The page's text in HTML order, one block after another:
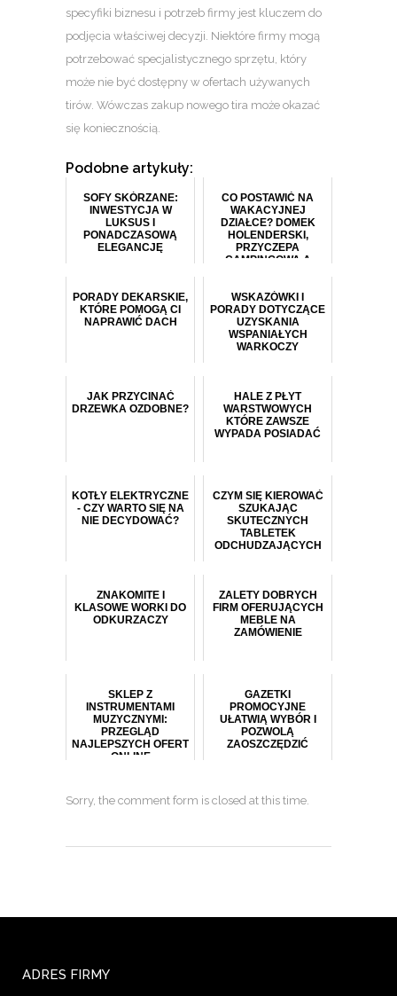
specyfiki biznesu i potrzeb firmy jest kluczem do
podjęcia właściwej decyzji. Niektóre firmy mogą
potrzebować specjalistycznego sprzętu, który
może nie być dostępny w ofertach używanych
tirów. Wówczas zakup nowego tira może okazać
się koniecznością.
Podobne artykuły:
SOFY SKÓRZANE:
INWESTYCJA W
LUKSUS I
PONADCZASOWĄ
ELEGANCJĘ
CO POSTAWIĆ NA
WAKACYJNEJ
DZIAŁCE? DOMEK
HOLENDERSKI,
PRZYCZEPA
CAMPINGOWA A
PORADY DEKARSKIE,
KTÓRE POMOGĄ CI
NAPRAWIĆ DACH
WSKAZÓWKI I
PORADY DOTYCZĄCE
UZYSKANIA
WSPANIAŁYCH
WARKOCZY
JAK PRZYCINAĆ
DRZEWKA OZDOBNE?
HALE Z PŁYT
WARSTWOWYCH
KTÓRE ZAWSZE
WYPADA POSIADAĆ
KOTŁY ELEKTRYCZNE
- CZY WARTO SIĘ NA
NIE DECYDOWAĆ?
CZYM SIĘ KIEROWAĆ
SZUKAJĄC
SKUTECZNYCH
TABLETEK
ODCHUDZAJĄCYCH
ZNAKOMITE I
KLASOWE WORKI DO
ODKURZACZY
ZALETY DOBRYCH
FIRM OFERUJĄCYCH
MEBLE NA
ZAMÓWIENIE
SKLEP Z
INSTRUMENTAMI
MUZYCZNYMI:
PRZEGLĄD
NAJLEPSZYCH OFERT
ONLINE
GAZETKI
PROMOCYJNE
UŁATWIĄ WYBÓR I
POZWOLĄ
ZAOSZCZĘDZIĆ
Sorry, the comment form is closed at this time.
ADRES FIRMY